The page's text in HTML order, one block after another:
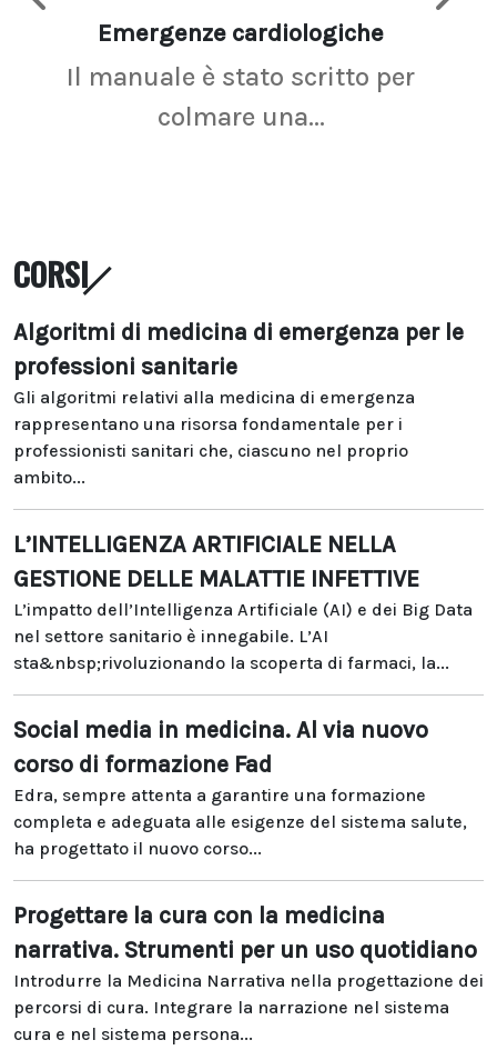
Emergenze cardiologiche
Il manuale è stato scritto per
colmare una...
CORSI
Algoritmi di medicina di emergenza per le
professioni sanitarie
Gli algoritmi relativi alla medicina di emergenza
rappresentano una risorsa fondamentale per i
professionisti sanitari che, ciascuno nel proprio
ambito...
L’INTELLIGENZA ARTIFICIALE NELLA
GESTIONE DELLE MALATTIE INFETTIVE
L’impatto dell’Intelligenza Artificiale (AI) e dei Big Data
nel settore sanitario è innegabile. L’AI
sta&nbsp;rivoluzionando la scoperta di farmaci, la...
Social media in medicina. Al via nuovo
corso di formazione Fad
Edra, sempre attenta a garantire una formazione
completa e adeguata alle esigenze del sistema salute,
ha progettato il nuovo corso...
Progettare la cura con la medicina
narrativa. Strumenti per un uso quotidiano
Introdurre la Medicina Narrativa nella progettazione dei
percorsi di cura. Integrare la narrazione nel sistema
cura e nel sistema persona...